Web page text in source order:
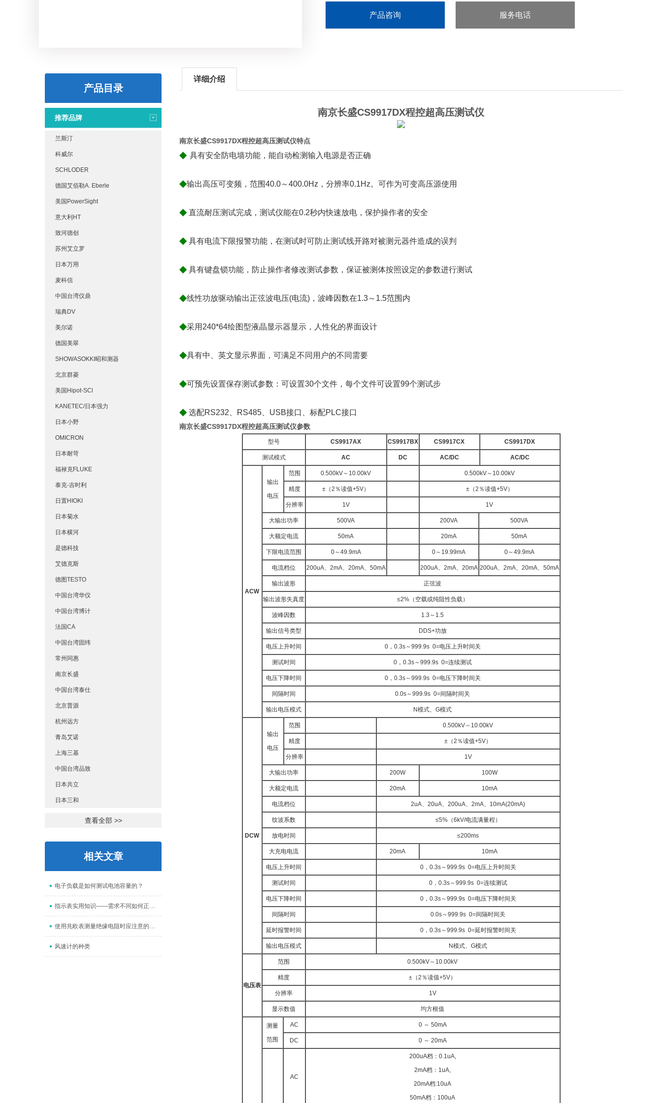
产品咨询 服务电话
产品目录
推荐品牌
兰斯汀
科威尔
SCHLODER
德国艾佰勒A. Eberle
美国PowerSight
意大利HT
致河德创
苏州艾立罗
日本万用
麦科信
中国台湾仪鼎
瑞典DV
美尔诺
德国美翠
SHOWASOKKI昭和测器
北京群菱
美国Hipot-SCl
KANETEC/日本强力
日本小野
OMICRON
日本耐苛
福禄克FLUKE
泰克-吉时利
日置HIOKI
日本菊水
日本横河
是德科技
艾德克斯
德图TESTO
中国台湾华仪
中国台湾博计
法国CA
中国台湾固纬
常州同惠
南京长盛
中国台湾泰仕
北京普源
杭州远方
青岛艾诺
上海三基
中国台湾品致
日本共立
日本三和
查看全部 >>
相关文章
电子负载是如何测试电池容量的？
指示表实用知识——需求不同如何正确安装？这些注意事项要谨记
使用兆欧表测量绝缘电阻时应注意的问题
风速计的种类
详细介绍
南京长盛CS9917DX程控超高压测试仪
南京长盛CS9917DX程控超高压测试仪特点
◆ 具有安全防电墙功能，能自动检测输入电源是否正确
◆输出高压可变频，范围40.0～400.0Hz，分辨率0.1Hz。可作为可变高压源使用
◆直流耐压测试完成，测试仪能在0.2秒内快速放电，保护操作者的安全
◆具有电流下限报警功能，在测试时可防止测试线开路对被测元器件造成的误判
◆具有键盘锁功能，防止操作者修改测试参数，保证被测体按照设定的参数进行测试
◆线性功放驱动输出正弦波电压(电流)，波峰因数在1.3～1.5范围内
◆采用240*64绘图型液晶显示器显示，人性化的界面设计
◆具有中、英文显示界面，可满足不同用户的不同需要
◆可预先设置保存测试参数：可设置30个文件，每个文件可设置99个测试步
◆选配RS232、RS485、USB接口、标配PLC接口
南京长盛CS9917DX程控超高压测试仪参数
型号 CS9917AX CS9917BX CS9917CX CS9917DX
测试模式 AC DC AC/DC AC/DC
ACW
输出
电压
范围 0.500kV～10.00kV 0.500kV～10.00kV
精度 ±（2％读值+5V） ±（2％读值+5V）
分辨率 1V 1V
大输出功率 500VA 200VA 500VA
大额定电流 50mA 20mA 50mA
下限电流范围 0～49.9mA 0～19.99mA 0～49.9mA
电流档位 200uA、2mA、20mA、50mA 200uA、2mA、20mA 200uA、2mA、20mA、50mA
输出波形 正弦波
输出波形失真度 ≤2%（空载或纯阻性负载）
波峰因数 1.3～1.5
输出信号类型 DDS+功放
电压上升时间 0，0.3s～999.9s 0=电压上升时间关
测试时间 0，0.3s～999.9s 0=连续测试
电压下降时间 0，0.3s～999.9s 0=电压下降时间关
间隔时间 0.0s～999.9s 0=间隔时间关
输出电压模式 N模式、G模式
DCW
输出
电压
范围 0.500kV～10.00kV
精度 ±（2％读值+5V）
分辨率 1V
大输出功率 200W 100W
大额定电流 20mA 10mA
电流档位 2uA、20uA、200uA、2mA、10mA(20mA)
纹波系数 ≤5%（6kV/电流满量程）
放电时间 ≤200ms
大充电电流 20mA 10mA
电压上升时间 0，0.3s～999.9s 0=电压上升时间关
测试时间 0，0.3s～999.9s 0=连续测试
电压下降时间 0，0.3s～999.9s 0=电压下降时间关
间隔时间 0.0s～999.9s 0=间隔时间关
延时报警时间 0，0.3s～999.9s 0=延时报警时间关
输出电压模式 N模式、G模式
电压表
范围 0.500kV～10.00kV
精度 ±（2％读值+5V）
分辨率 1V
显示数值 均方根值
测量
范围
AC 0 ～ 50mA
DC 0 ～ 20mA
AC
200uA档：0.1uA,
2mA档：1uA,
20mA档:10uA
50mA档：100uA